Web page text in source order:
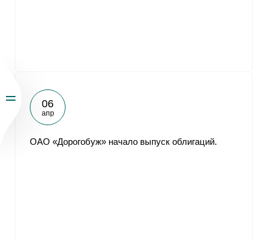
06
апр
ОАО «Дорогобуж» начало выпуск облигаций.